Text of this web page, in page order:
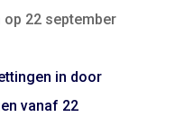
22 september
in door
vanaf 22